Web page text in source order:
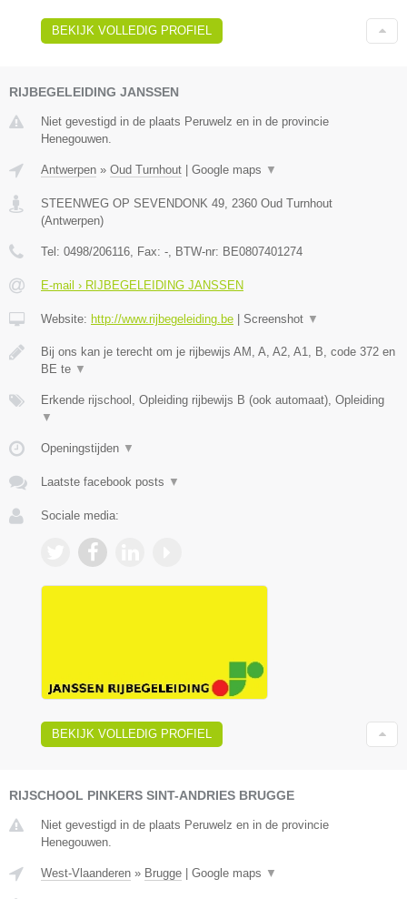
BEKIJK VOLLEDIG PROFIEL
RIJBEGELEIDING JANSSEN
Niet gevestigd in de plaats Peruwelz en in de provincie
Henegouwen.
Antwerpen » Oud Turnhout Google maps ▼
STEENWEG OP SEVENDONK 49, 2360 Oud Turnhout
(Antwerpen)
Tel: 0498/206116, Fax: -, BTW-nr: BE0807401274
E-mail › RIJBEGELEIDING JANSSEN
Website: http://www.rijbegeleiding.be Screenshot ▼
Bij ons kan je terecht om je rijbewijs AM, A, A2, A1, B, code 372 en
BE te ▼
Erkende rijschool, Opleiding rijbewijs B (ook automaat), Opleiding
▼
Openingstijden ▼
Laatste facebook posts ▼
Sociale media:
BEKIJK VOLLEDIG PROFIEL
RIJSCHOOL PINKERS SINT-ANDRIES BRUGGE
Niet gevestigd in de plaats Peruwelz en in de provincie
Henegouwen.
West-Vlaanderen » Brugge Google maps ▼